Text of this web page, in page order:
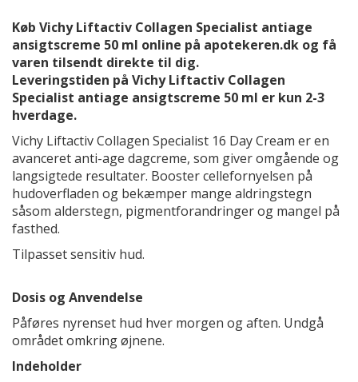
Køb Vichy Liftactiv Collagen Specialist antiage
ansigtscreme 50 ml online på apotekeren.dk og få
varen tilsendt direkte til dig.
Leveringstiden på Vichy Liftactiv Collagen
Specialist antiage ansigtscreme 50 ml er kun 2-3
hverdage.
Vichy Liftactiv Collagen Specialist 16 Day Cream er en
avanceret anti-age dagcreme, som giver omgående og
langsigtede resultater. Booster cellefornyelsen på
hudoverfladen og bekæmper mange aldringstegn
såsom alderstegn, pigmentforandringer og mangel på
fasthed.
Tilpasset sensitiv hud.
Dosis og Anvendelse
Påføres nyrenset hud hver morgen og aften. Undgå
området omkring øjnene.
Indeholder